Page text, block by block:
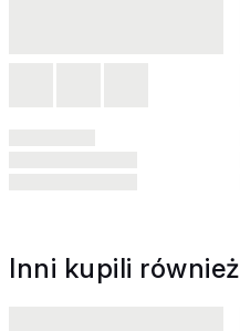
Inni kupili również